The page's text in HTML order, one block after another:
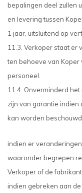
bepalingen deel zullen
en levering tussen
1 jaar, uitsluitend op
11.3. Verkoper staat er
ten behoeve van
personeel.
11.4. Onverminderd
zijn van garantie indien
kan worden
indien er
waaronder begrepen
Verkoper of de
indien gebreken aan